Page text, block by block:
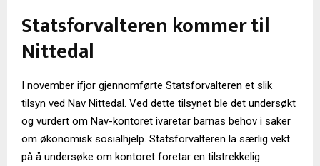
Statsforvalteren kommer til
Nittedal
I november ifjor gjennomførte Statsforvalteren et slik
tilsyn ved Nav Nittedal. Ved dette tilsynet ble det undersøkt
og vurdert om Nav-kontoret ivaretar barnas behov i saker
om økonomisk sosialhjelp. Statsforvalteren la særlig vekt
på å undersøke om kontoret foretar en tilstrekkelig